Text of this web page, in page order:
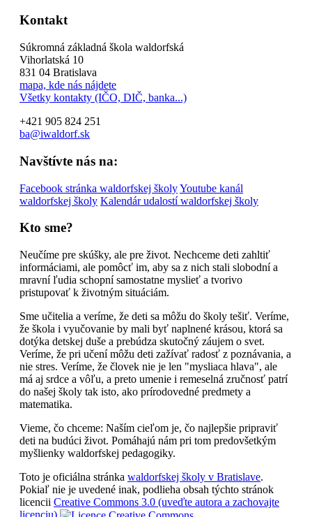
Kontakt
Súkromná základná škola waldorfská
Vihorlatská 10
831 04 Bratislava
mapa, kde nás nájdete
Všetky kontakty (IČO, DIČ, banka...)
+421 905 824 251
ba@iwaldorf.sk
Navštívte nás na:
Facebook stránka waldorfskej školyYoutube kanál
waldorfskej školy Kalendár udalostí waldorfskej školy
Kto sme?
Neučíme pre skúšky, ale pre život. Nechceme deti zahltiť
informáciami, ale pomôcť im, aby sa z nich stali slobodní a
mravní ľudia schopní samostatne myslieť a tvorivo
pristupovať k životným situáciám.
Sme učitelia a veríme, že deti sa môžu do školy tešiť. Veríme,
že škola i vyučovanie by mali byť naplnené krásou, ktorá sa
dotýka detskej duše a prebúdza skutočný záujem o svet.
Veríme, že pri učení môžu deti zažívať radosť z poznávania, a
nie stres. Veríme, že človek nie je len "mysliaca hlava", ale
má aj srdce a vôľu, a preto umenie i remeselná zručnosť patrí
do našej školy tak isto, ako prírodovedné predmety a
matematika.
Vieme, čo chceme: Naším cieľom je, čo najlepšie pripraviť
deti na budúci život. Pomáhajú nám pri tom predovšetkým
myšlienky waldorfskej pedagogiky.
Toto je oficiálna stránka waldorfskej školy v Bratislave.
Pokiaľ nie je uvedené inak, podlieha obsah týchto stránok
licencii Creative Commons 3.0 (uveďte autora a zachovajte
licenciu)